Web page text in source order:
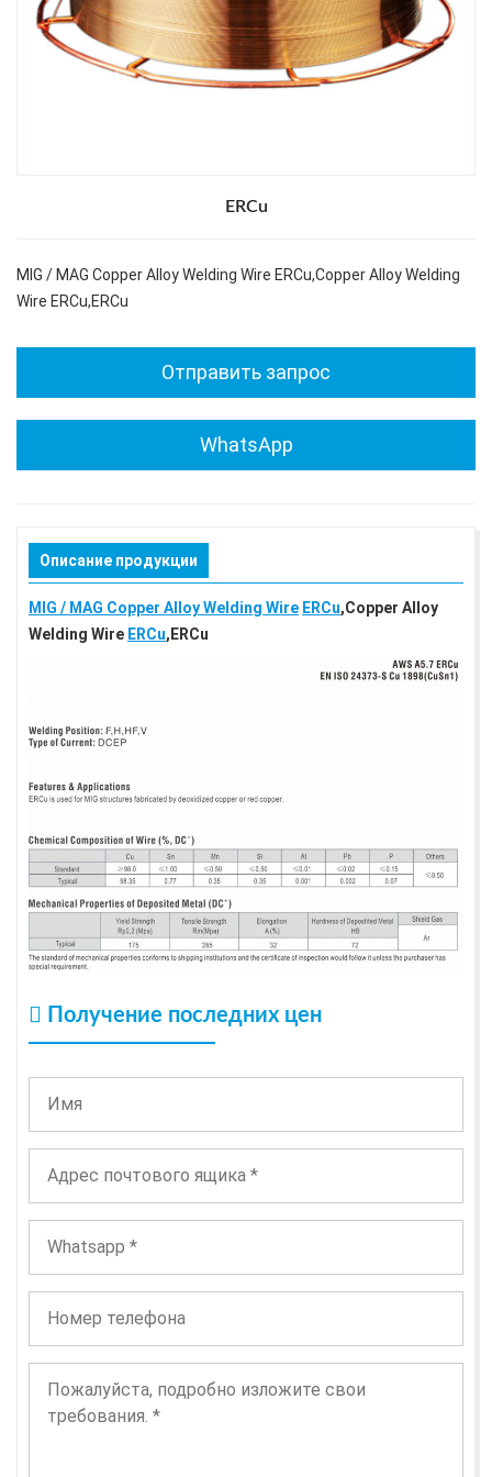
ERCu
MIG / MAG Copper Alloy Welding Wire ERCu,Copper Alloy Welding
Wire ERCu,ERCu
Отправить запрос
WhatsApp
Описание продукции
MIG / MAG Copper Alloy Welding Wire ERCu,Copper Alloy
Welding Wire ERCu,ERCu
Получение последних цен